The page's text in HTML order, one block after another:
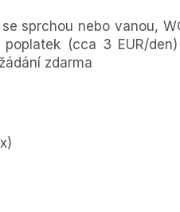
sprchou nebo vanou,
(cca 3 EUR/
zdarma